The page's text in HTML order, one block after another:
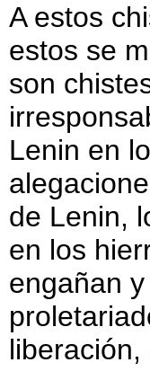
A estos
estos se
son
Lenin en
de Lenin,
en los
engañan